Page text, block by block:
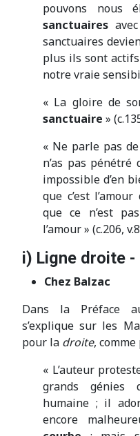
pouvons nous
sanctuaires
sanctuaires
plus ils sont
notre vraie
« La gloire de
sanctuaire »
« Ne parle pas
n’as pas pénétré
impossible d’en
que c’est
que ce n’est
l’amour » (c.206,
i) Ligne droite
Chez Balzac
Dans la Préface
s’explique sur les
pour la droite,
« L’auteur
grands génies
humaine ; il
encore